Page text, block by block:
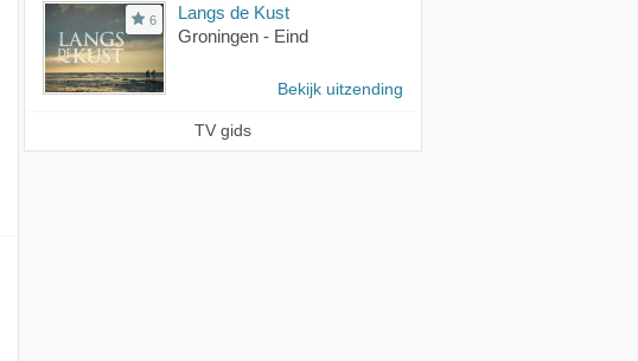
6
Langs de Kust
Groningen - Eind
Bekijk uitzending
TV gids